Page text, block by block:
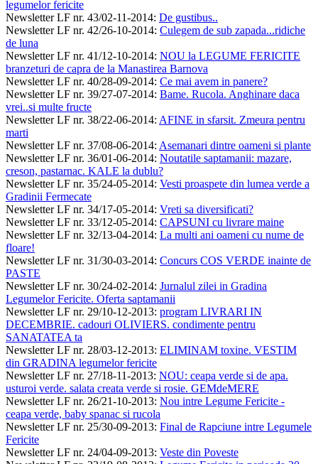
legumelor fericite
Newsletter LF nr. 43/02-11-2014: De gustibus..
Newsletter LF nr. 42/26-10-2014: Culegem de sub zapada...ridiche
de luna
Newsletter LF nr. 41/12-10-2014: NOU la LEGUME FERICITE
branzeturi de capra de la Manastirea Barnova
Newsletter LF nr. 40/28-09-2014: Ce mai avem in panere?
Newsletter LF nr. 39/27-07-2014: Bame. Rucola. Anghinare daca
vrei..si multe fructe
Newsletter LF nr. 38/22-06-2014: AFINE in sfarsit. Zmeura pentru
marti
Newsletter LF nr. 37/08-06-2014: Asemanari dintre oameni si plante
Newsletter LF nr. 36/01-06-2014: Noutatile saptamanii: mazare,
creson, pastarnac. KALE la dublu?
Newsletter LF nr. 35/24-05-2014: Vesti proaspete din lumea verde a
Gradinii Fermecate
Newsletter LF nr. 34/17-05-2014: Vreti sa diversificati?
Newsletter LF nr. 33/12-05-2014: CAPSUNI cu livrare maine
Newsletter LF nr. 32/13-04-2014: La multi ani oameni cu nume de
floare!
Newsletter LF nr. 31/30-03-2014: Concurs COS VERDE inainte de
PASTE
Newsletter LF nr. 30/24-02-2014: Jurnalul zilei in Gradina
Legumelor Fericite. Oferta saptamanii
Newsletter LF nr. 29/10-12-2013: program LIVRARI IN
DECEMBRIE. cadouri OLIVIERS. condimente pentru
SANATATEA ta
Newsletter LF nr. 28/03-12-2013: ELIMINAM toxine. VESTIM
din GRADINA legumelor fericite
Newsletter LF nr. 27/18-11-2013: NOU: ceapa verde si de apa.
usturoi verde. salata creata verde si rosie. GEMdeMERE
Newsletter LF nr. 26/21-10-2013: Nou intre Legume Fericite -
ceapa verde, baby spanac si rucola
Newsletter LF nr. 25/30-09-2013: Final de Rapciune intre Legumele
Fericite
Newsletter LF nr. 24/04-09-2013: Veste din Poveste